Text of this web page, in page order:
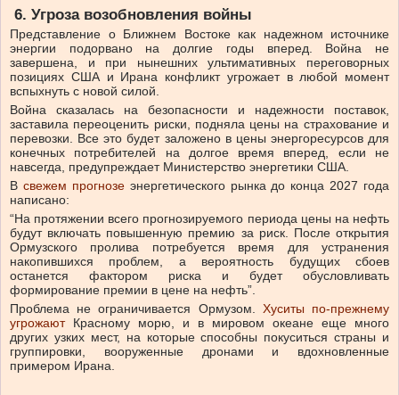
6. Угроза возобновления войны
Представление о Ближнем Востоке как надежном источнике
энергии подорвано на долгие годы вперед. Война не
завершена, и при нынешних ультимативных переговорных
позициях США и Ирана конфликт угрожает в любой момент
вспыхнуть с новой силой.
Война сказалась на безопасности и надежности поставок,
заставила переоценить риски, подняла цены на страхование и
перевозки. Все это будет заложено в цены энергоресурсов для
конечных потребителей на долгое время вперед, если не
навсегда, предупреждает Министерство энергетики США.
В свежем прогнозеэнергетического рынка до конца 2027 года
написано:
“На протяжении всего прогнозируемого периода цены на нефть
будут включать повышенную премию за риск. После открытия
Ормузского пролива потребуется время для устранения
накопившихся проблем, а вероятность будущих сбоев
останется фактором риска и будет обусловливать
формирование премии в цене на нефть”.
Проблема не ограничивается Ормузом. Хуситы по-прежнему
угрожаютКрасному морю, и в мировом океане еще много
других узких мест, на которые способны покуситься страны и
группировки, вооруженные дронами и вдохновленные
примером Ирана.